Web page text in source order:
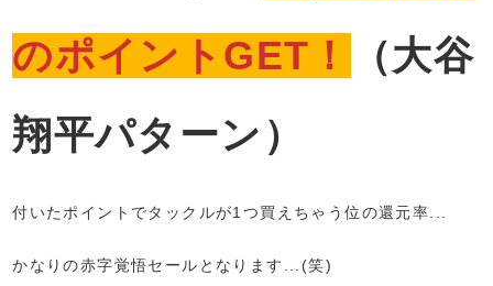
のポイントGET！
（大谷
翔平パターン）
付いたポイントでタックルが1つ買えちゃう位の還元率...
かなりの赤字覚悟セールとなります...(笑)